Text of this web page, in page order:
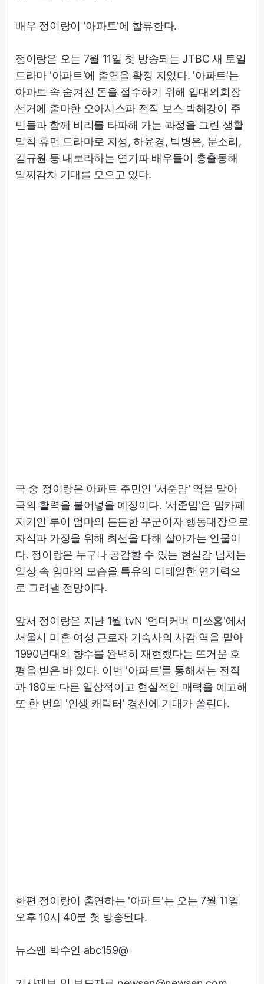
배우 정이랑이 '아파트'에 합류한다.
정이랑은 오는 7월 11일 첫 방송되는 JTBC 새 토일
드라마 '아파트'에 출연을 확정 지었다. '아파트'는
아파트 속 숨겨진 돈을 접수하기 위해 입대의회장
선거에 출마한 오아시스파 전직 보스 박해강이 주
민들과 함께 비리를 타파해 가는 과정을 그린 생활
밀착 휴먼 드라마로 지성, 하윤경, 박병은, 문소리,
김규원 등 내로라하는 연기파 배우들이 총출동해
일찌감치 기대를 모으고 있다.
극 중 정이랑은 아파트 주민인 '서준맘' 역을 맡아
극의 활력을 불어넣을 예정이다. '서준맘'은 맘카페
지기인 루이 엄마의 든든한 우군이자 행동대장으로
자식과 가정을 위해 최선을 다해 살아가는 인물이
다. 정이랑은 누구나 공감할 수 있는 현실감 넘치는
일상 속 엄마의 모습을 특유의 디테일한 연기력으
로 그려낼 전망이다.
앞서 정이랑은 지난 1월 tvN '언더커버 미쓰홍'에서
서울시 미혼 여성 근로자 기숙사의 사감 역을 맡아
1990년대의 향수를 완벽히 재현했다는 뜨거운 호
평을 받은 바 있다. 이번 '아파트'를 통해서는 전작
과 180도 다른 일상적이고 현실적인 매력을 예고해
또 한 번의 '인생 캐릭터' 경신에 기대가 쏠린다.
한편 정이랑이 출연하는 '아파트'는 오는 7월 11일
오후 10시 40분 첫 방송된다.
뉴스엔 박수인 abc159@